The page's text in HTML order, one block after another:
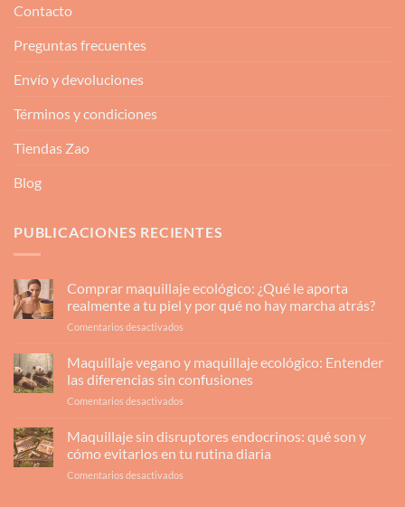
Contacto
Preguntas frecuentes
Envío y devoluciones
Términos y condiciones
Tiendas Zao
Blog
PUBLICACIONES RECIENTES
Comprar maquillaje ecológico: ¿Qué le aporta
realmente a tu piel y por qué no hay marcha atrás?
Comentarios desactivados
ecológico:
¿Qué
realmente
Maquillaje vegano y maquillaje ecológico: Entender
las diferencias sin confusiones
Comentarios desactivados
vegano
y
maquillaje
Maquillaje sin disruptores endocrinos: qué son y
cómo evitarlos en tu rutina diaria
Comentarios desactivados